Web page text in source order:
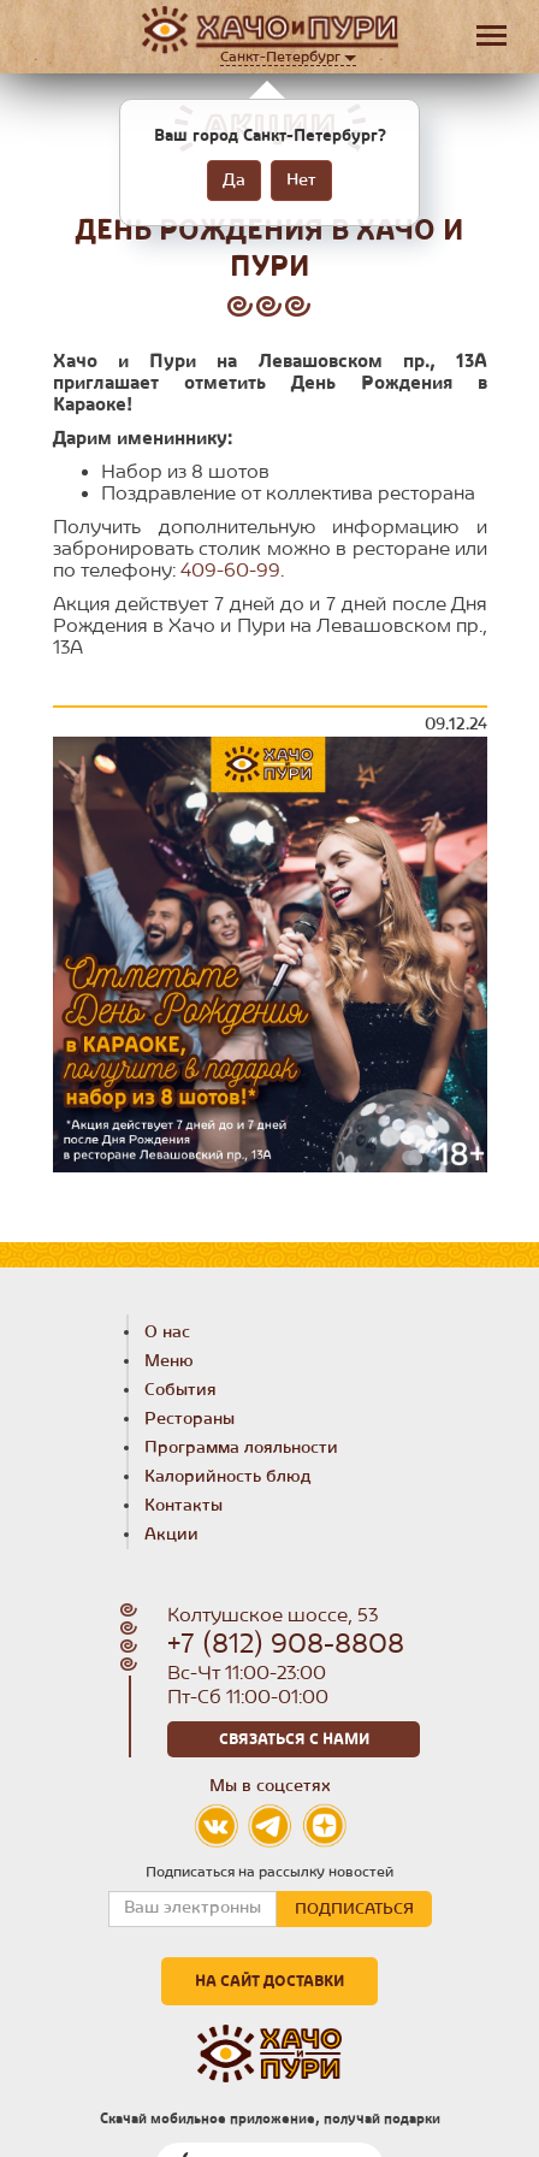
Санкт-Петербург
Ваш город Санкт-Петербург?
Да Нет
АКЦИИ
ДЕНЬ РОЖДЕНИЯ В ХАЧО И
ПУРИ
Хачо и Пури на Левашовском пр., 13А
приглашает отметить День Рождения в
Караоке!
Дарим имениннику:
Набор из 8 шотов
Поздравление от коллектива ресторана
Получить дополнительную информацию и
забронировать столик можно в ресторане или
по телефону: 409-60-99.
Акция действует 7 дней до и 7 дней после Дня
Рождения в Хачо и Пури на Левашовском пр.,
13А
09.12.24
О нас
Меню
События
Рестораны
Программа лояльности
Калорийность блюд
Контакты
Акции
Колтушское шоссе, 53
+7 (812) 908-8808
Вс-Чт 11:00-23:00
Пт-Сб 11:00-01:00
СВЯЗАТЬСЯ С НАМИ
Мы в соцсетях
Подписаться на рассылку новостей
НА САЙТ ДОСТАВКИ
Скачай мобильное приложение, получай подарки